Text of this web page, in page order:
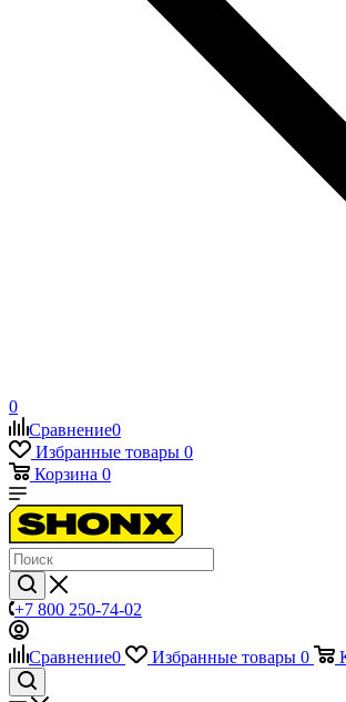
0
Сравнение0
Избранные товары 0
Корзина 0
+7 800 250-74-02
Сравнение0 Избранные товары 0